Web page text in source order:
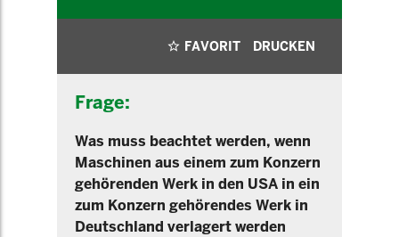
FAVORIT DRUCKEN
Frage:
Was muss beachtet werden, wenn
Maschinen aus einem zum Konzern
gehörenden Werk in den USA in ein
zum Konzern gehörendes Werk in
Deutschland verlagert werden